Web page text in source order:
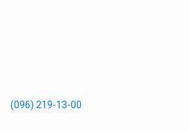
(096) 219-13-00